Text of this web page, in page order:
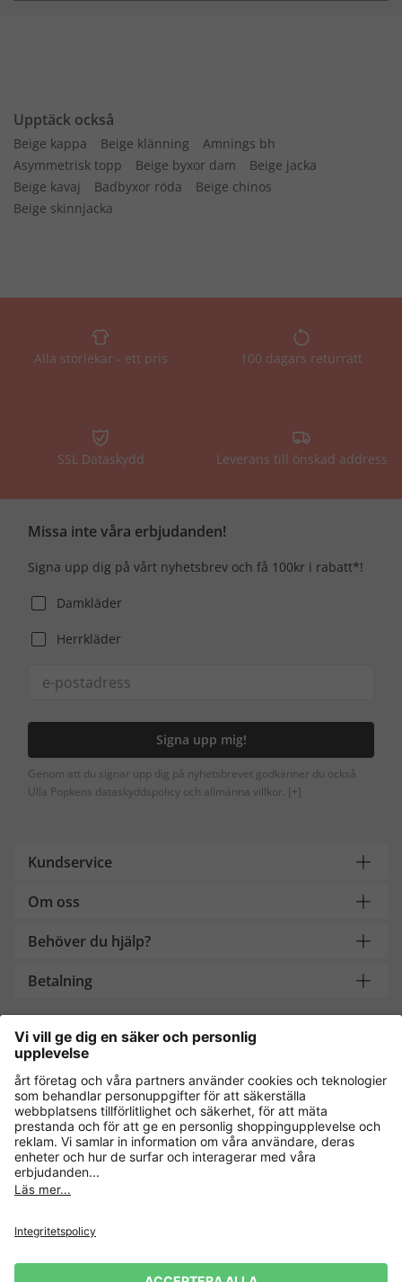
Upptäck också
Beige kappa Beige klänning
Amnings bh
Asymmetrisk topp
Beige byxor dam
Beige jacka
Beige kavaj
Badbyxor röda
Beige chinos
Beige skinnjacka
Alla storlekar - ett pris 100 dagars returrätt
SSL Dataskydd Leverans till önskad address
Missa inte våra erbjudanden!
Signa upp dig på vårt nyhetsbrev och få 100kr i rabatt*!
Damkläder
Herrkläder
Signa upp mig!
Genom att du signar upp dig på nyhetsbrevet godkänner du också
Ulla Popkens dataskyddspolicy och allmänna villkor. [+]
Kundservice
Om oss
Behöver du hjälp?
Betalning
Handla säkert med
Andra onlinebutiker
Sverige
Allmänna villkor Ångra köp